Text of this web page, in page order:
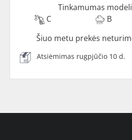
Tinkamumas
C
B
Šiuo metu prekės
Atsiėmimas rugpjūčio 10 d.